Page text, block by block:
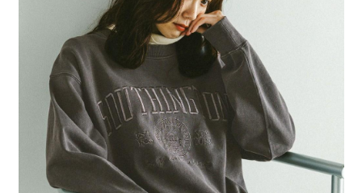
1.本服務係由「台灣大哥大股份有限公司」（以下簡稱本公司）所提供，讓
用戶於交易時，得透過本服務購買商品或服務，並由商店將買賣／分期付款
買賣價金債權讓與本公司後，依約使用本公司帳單繳交帳款。
2.基於同意付款使用「大哥付你分期」之契約關係目的，商店將以您的個人
資料（包含姓名、電話或地址）提供予台灣大哥大進項蒐集、處理及利用，
由本公司與您本人進行分期帳單所需資料之確認、核對及更正。
3.完整用戶服務條款，請詳閱以下連結：https://oppay.tw/userRule
３．收到繳費通知簡訊後14天內，點擊此簡訊中的連結，可透過四大超商／
ATM／網路銀行／等多元方式進行付款，方視為交易完成。
※ 請注意：結帳手續完成當下不需立刻繳費，但若您需要取消訂單，請聯絡
購買商品的店家。未經商家同意取消之訂單仍視為有效，需透過AFTEE先享
後付繳納相關費用。
※ 交易是否成功請以「AFTEE先享後付 」之結帳頁面顯示為準，若有關於
是否繳費成功／繳費後需取消欲退款等相關疑問，請聯繫「AFTEE先享後付
客戶支援中心」 https://netprotections.freshdesk.com/support/home
【注意事項】
１．透過由恩沛科技股份有限公司提供之「AFTEE先享後付」服務完成之交
易，需依本服務之必要範圍內提供個人資料，並將交易相關給付款項請求債
權轉讓予恩沛科技股份有限公司。
每筆NT$80，滿NT$1,500(含以上)免運費
付款後 7-11取貨
每筆NT$80，滿NT$1,500(含以上)免運費
每筆NT$80，滿NT$1,500(含以上)免運費